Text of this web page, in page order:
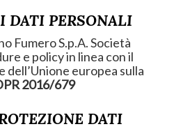
DATI PERSONALI
Fumero S.p.A. Società
e policy in linea con il
dell’Unione europea sulla
2016/679
DATI